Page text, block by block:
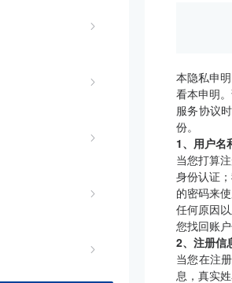
本隐私申
看本申明
服务协议
份。
1、用户名
当您打算
身份认证
的密码来
任何原因
您找回账户
2、注册信
当您在注
息，真实